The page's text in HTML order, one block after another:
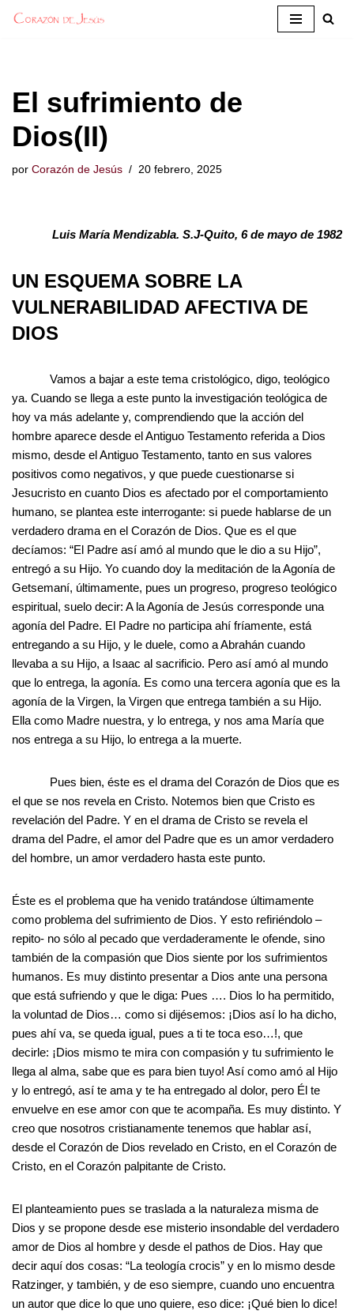
El sufrimiento de
Dios(II)
por Corazón de Jesús 20 febrero, 2025
Luis María Mendizabla. S.J-Quito, 6 de mayo de 1982
UN ESQUEMA SOBRE LA
VULNERABILIDAD AFECTIVA DE
DIOS
Vamos a bajar a este tema cristológico, digo, teológico
ya. Cuando se llega a este punto la investigación teológica de
hoy va más adelante y, comprendiendo que la acción del
hombre aparece desde el Antiguo Testamento referida a Dios
mismo, desde el Antiguo Testamento, tanto en sus valores
positivos como negativos, y que puede cuestionarse si
Jesucristo en cuanto Dios es afectado por el comportamiento
humano, se plantea este interrogante: si puede hablarse de un
verdadero drama en el Corazón de Dios. Que es el que
decíamos: “El Padre así amó al mundo que le dio a su Hijo”,
entregó a su Hijo. Yo cuando doy la meditación de la Agonía de
Getsemaní, últimamente, pues un progreso, progreso teológico
espiritual, suelo decir: A la Agonía de Jesús corresponde una
agonía del Padre. El Padre no participa ahí fríamente, está
entregando a su Hijo, y le duele, como a Abrahán cuando
llevaba a su Hijo, a Isaac al sacrificio. Pero así amó al mundo
que lo entrega, la agonía. Es como una tercera agonía que es la
agonía de la Virgen, la Virgen que entrega también a su Hijo.
Ella como Madre nuestra, y lo entrega, y nos ama María que
nos entrega a su Hijo, lo entrega a la muerte.
Pues bien, éste es el drama del Corazón de Dios que es
el que se nos revela en Cristo. Notemos bien que Cristo es
revelación del Padre. Y en el drama de Cristo se revela el
drama del Padre, el amor del Padre que es un amor verdadero
del hombre, un amor verdadero hasta este punto.
Éste es el problema que ha venido tratándose últimamente
como problema del sufrimiento de Dios. Y esto refiriéndolo –
repito- no sólo al pecado que verdaderamente le ofende, sino
también de la compasión que Dios siente por los sufrimientos
humanos. Es muy distinto presentar a Dios ante una persona
que está sufriendo y que le diga: Pues …. Dios lo ha permitido,
la voluntad de Dios… como si dijésemos: ¡Dios así lo ha dicho,
pues ahí va, se queda igual, pues a ti te toca eso…!, que
decirle: ¡Dios mismo te mira con compasión y tu sufrimiento le
llega al alma, sabe que es para bien tuyo! Así como amó al Hijo
y lo entregó, así te ama y te ha entregado al dolor, pero Él te
envuelve en ese amor con que te acompaña. Es muy distinto. Y
creo que nosotros cristianamente tenemos que hablar así,
desde el Corazón de Dios revelado en Cristo, en el Corazón de
Cristo, en el Corazón palpitante de Cristo.
El planteamiento pues se traslada a la naturaleza misma de
Dios y se propone desde ese misterio insondable del verdadero
amor de Dios al hombre y desde el pathos de Dios. Hay que
decir aquí dos cosas: “La teología crocis” y en lo mismo desde
Ratzinger, y también, y de eso siempre, cuando uno encuentra
un autor que dice lo que uno quiere, eso dice: ¡Qué bien lo dice!